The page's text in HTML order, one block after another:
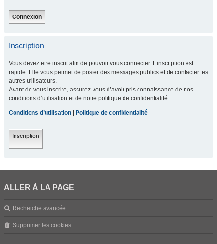
Inscription
Vous devez être inscrit afin de pouvoir vous connecter. L’inscription est
rapide. Elle vous permet de poster des messages publics et de contacter les
autres utilisateurs.
Avant de vous inscrire, assurez-vous d’avoir pris connaissance de nos
conditions d’utilisation et de notre politique de confidentialité.
Conditions d’utilisation Politique de confidentialité
Inscription
ALLER À LA PAGE
Recherche avancée
Supprimer les cookies